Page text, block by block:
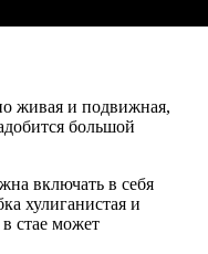
живая и подвижная,
большой
включать в себя
хулиганистая и
стае может